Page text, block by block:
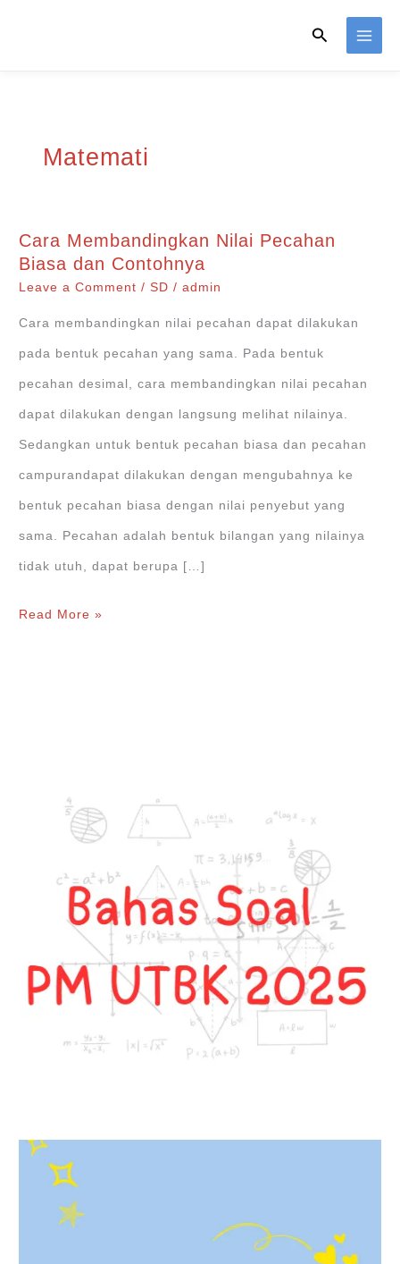
Search
Matemati
Cara Membandingkan Nilai Pecahan
Biasa dan Contohnya
Leave a Comment /SD /admin
Cara membandingkan nilai pecahan dapat dilakukan
pada bentuk pecahan yang sama. Pada bentuk
pecahan desimal, cara membandingkan nilai pecahan
dapat dilakukan dengan langsung melihat nilainya.
Sedangkan untuk bentuk pecahan biasa dan pecahan
campurandapat dilakukan dengan mengubahnya ke
bentuk pecahan biasa dengan nilai penyebut yang
sama. Pecahan adalah bentuk bilangan yang nilainya
tidak utuh, dapat berupa […]
Cara
Contohnya
Read More »